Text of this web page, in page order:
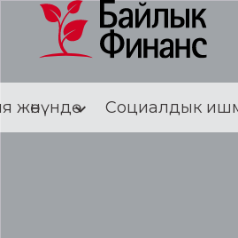
жөнүндө Социалдык